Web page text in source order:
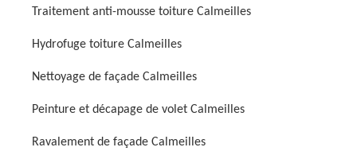
Traitement anti-mousse toiture Calmeilles
Hydrofuge toiture Calmeilles
Nettoyage de façade Calmeilles
Peinture et décapage de volet Calmeilles
Ravalement de façade Calmeilles